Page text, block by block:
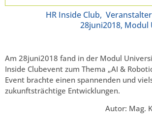
HR Inside Club,
28juni2018, Modul
Am 28juni2018 fand in der Modul
Inside Clubevent zum Thema „AI &
Event brachte einen spannenden und
zukunftsträchtige Entwicklungen.
Autor: Mag.